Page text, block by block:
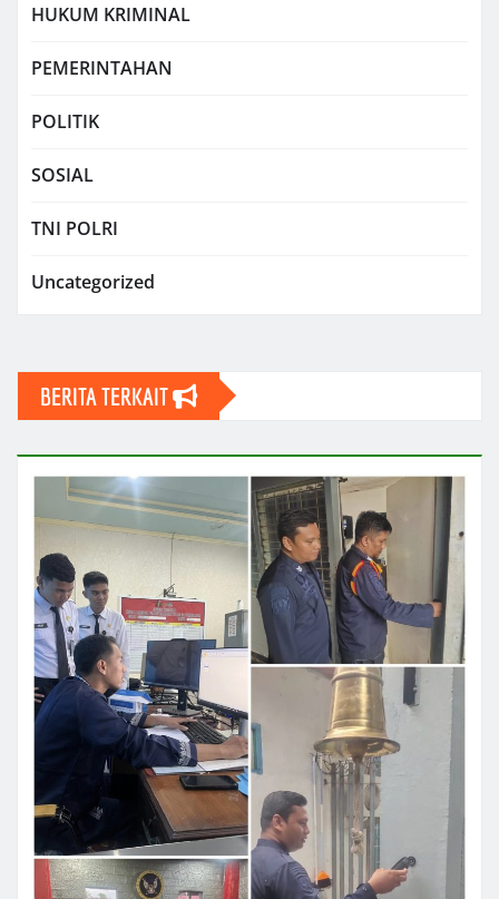
HUKUM KRIMINAL
PEMERINTAHAN
POLITIK
SOSIAL
TNI POLRI
Uncategorized
BERITA TERKAIT